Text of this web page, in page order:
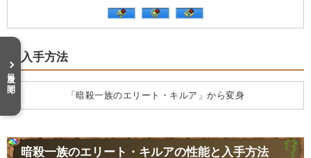
入手方法
「暗殺一族のエリート・キルア」から変身
暗殺一族のエリート・キルアの性能と入手方法
目次を開く